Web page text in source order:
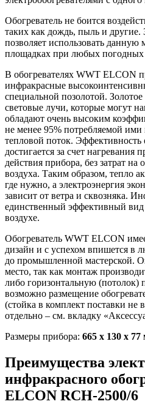
Обогреватель не боится
таких как дождь, пыль и
позволяет использовать данную
площадках при любых погодных
В обогревателях WWT ELCON
инфракрасные
специальной позолотой.
световые лучи, которые могут
обладают очень высоким
не менее 95% потребляемой ими
тепловой поток. Эффективность
достигается за счет нагревания
действия прибора, без затрат
воздуха. Таким образом, тепло
где нужно, а электроэнергия
зависит от ветра и сквозняка.
единственный эффективный вид
воздухе.
Обогреватель WWT ELCON
дизайн и с успехом впишется в
до промышленной мастерской.
место, так как монтаж
либо горизонтальную (потолок)
возможно размещение
(стойка в комплект поставки не
отдельно – см. вкладку
Размеры прибора: 665 х 130 х
Преимущества
инфракрасного
ELCON RCH-2500/6